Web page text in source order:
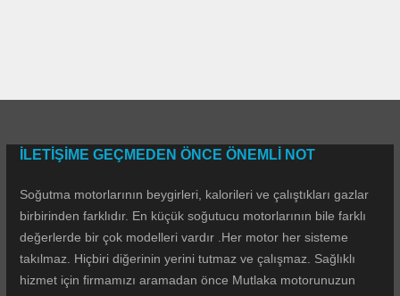
İLETİŞİME GEÇMEDEN ÖNCE ÖNEMLİ NOT
Soğutma motorlarının beygirleri, kalorileri ve çalıştıkları gazlar
birbirinden farklıdır. En küçük soğutucu motorlarının bile farklı
değerlerde bir çok modelleri vardır .Her motor her sisteme
takılmaz. Hiçbiri diğerinin yerini tutmaz ve çalışmaz. Sağlıklı
hizmet için firmamızı aramadan önce Mutlaka motorunuzun